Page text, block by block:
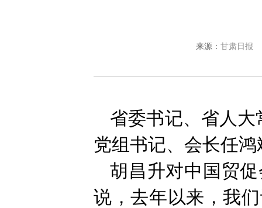
来源： 甘肃日报
省委书记、省人
党组书记、会长任
胡昌升对中国贸
说，去年以来，我